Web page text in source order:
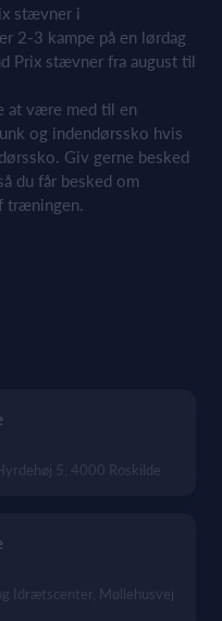
stævner i
2-3 kampe på en lørdag
Prix stævner fra august til
at være med til en
og indendørssko hvis
Giv gerne besked
du får besked om
træningen.
5, 4000 Roskilde
Idrætscenter, Møllehusvej